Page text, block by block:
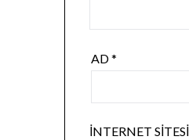
AD*
İNTERNET SITESI